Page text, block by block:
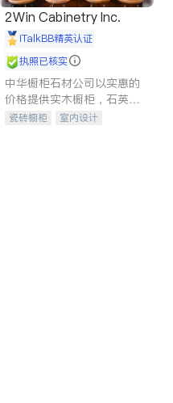
2Win Cabinetry Inc.
iTalkBB精英认证
执照已核实
中华橱柜石材公司以实惠的
价格提供实木橱柜，石英石
台面，多种优质不锈钢水
瓷砖橱柜
室内设计